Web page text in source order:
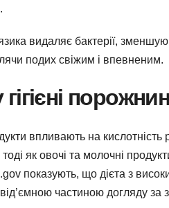
видаляє бактерії,
подих свіжим і впевненим.
впливають на кислотність
як овочі та молочні
показують, що дієта з
частиною догляду за